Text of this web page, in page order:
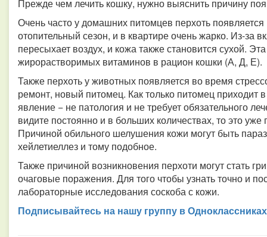
Прежде чем лечить кошку, нужно выяснить причину
Очень часто у домашних питомцев перхоть
отопительный сезон, и в квартире очень жарко. Из-за
пересыхает воздух, и кожа также становится сухой.
жирорастворимых витаминов в рацион кошки (А, Д, Е).
Также перхоть у животных появляется во время
ремонт, новый питомец. Как только питомец приходит
явление − не патология и не требует обязательного
видите постоянно и в больших количествах, то это
Причиной обильного шелушения кожи могут быть
хейлетиеллез и тому подобное.
Также причиной возникновения перхоти могут стать
очаговые поражения. Для того чтобы узнать точно и
лабораторные исследования соскоба с кожи.
Подписывайтесь на нашу группу в Одноклассниках